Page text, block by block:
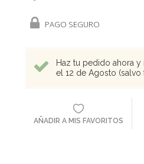
PAGO SEGURO
Haz tu pedido ahora
el 12 de Agosto (salvo
AÑADIR A MIS FAVORITOS